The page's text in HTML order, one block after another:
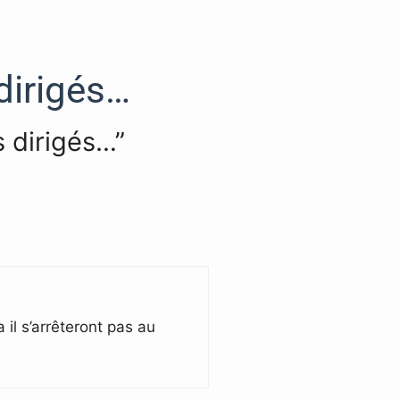
dirigés…”
s’arrêteront pas au